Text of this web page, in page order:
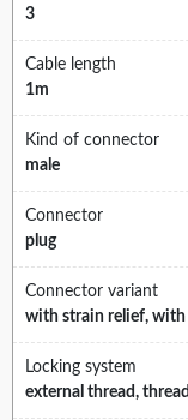
3
Cable length
1m
Kind of connector
male
Connector
plug
Connector variant
with strain relief, with
Locking system
external thread,